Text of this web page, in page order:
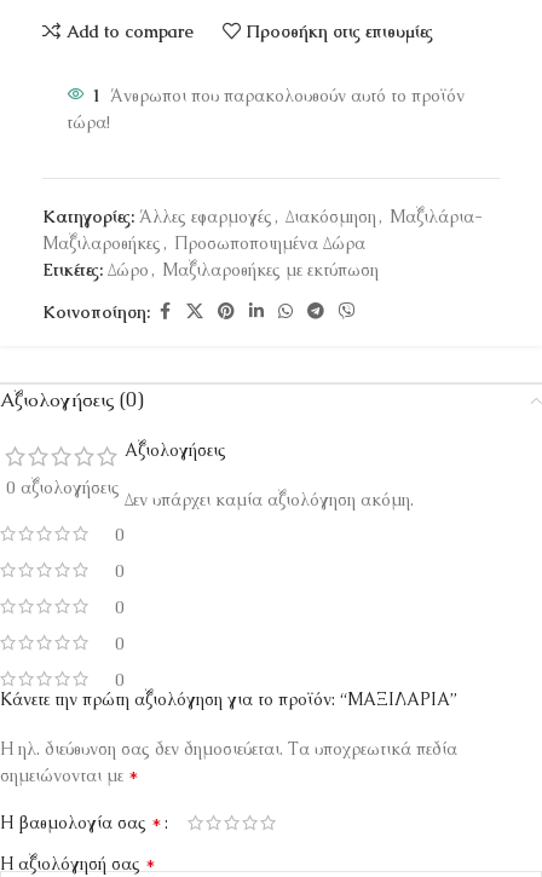
Add to compare Προσθήκη στις επιθυμίες
1 Άνθρωποι που παρακολουθούν αυτό το προϊόν
τώρα!
Κατηγορίες: Άλλες εφαρμογές , Διακόσμηση , Μαξιλάρια-
Μαξιλαροθήκες , Προσωποποιημένα Δώρα
Ετικέτες: Δώρο , Μαξιλαροθήκες με εκτύπωση
Κοινοποίηση:
Αξιολογήσεις (0)
0 αξιολογήσεις
0
0
0
0
0
Αξιολογήσεις
Δεν υπάρχει καμία αξιολόγηση ακόμη.
Κάνετε την πρώτη αξιολόγηση για το προϊόν: “ΜΑΞΙΛΑΡΙΑ”
Η ηλ. διεύθυνση σας δεν δημοσιεύεται. Τα υποχρεωτικά πεδία
σημειώνονται με *
Η βαθμολογία σας *
Η αξιολόγησή σας *